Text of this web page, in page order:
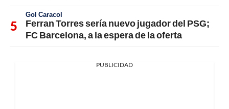
Gol Caracol
Ferran Torres sería nuevo jugador del PSG;
FC Barcelona, a la espera de la oferta
PUBLICIDAD